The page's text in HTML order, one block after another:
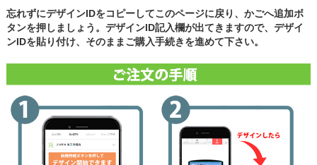
忘れずにデザインIDをコピーしてこのページに戻り、かごへ追加ボ
タンを押しましょう。デザインID記入欄が出てきますので、デザイ
ンIDを貼り付け、そのままご購入手続きを進めて下さい。